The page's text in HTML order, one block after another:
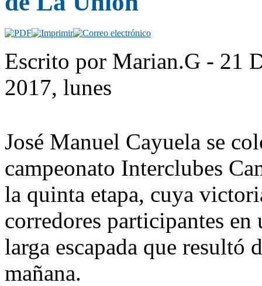
Escrito por Marian.G - 21
2017, lunes
José Manuel Cayuela se
campeonato Interclubes
la quinta etapa, cuya
corredores participantes en
larga escapada que resultó
mañana.